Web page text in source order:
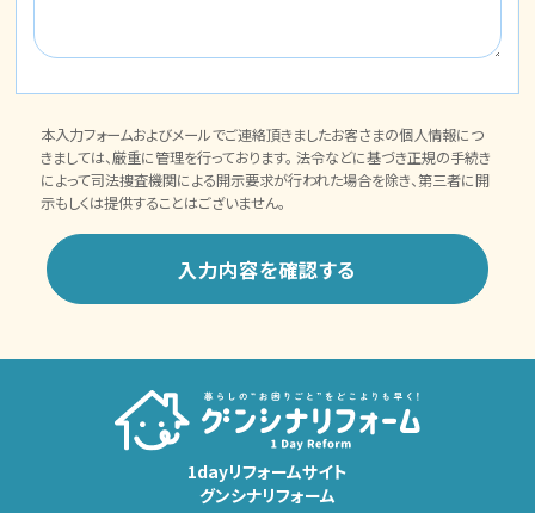
本入力フォームおよびメールでご連絡頂きましたお客さまの個人情報につ
きましては、厳重に管理を行っております。 法令などに基づき正規の手続き
によって司法捜査機関による開示要求が行われた場合を除き、第三者に開
示もしくは提供することはございません。
1dayリフォームサイト
グンシナリフォーム